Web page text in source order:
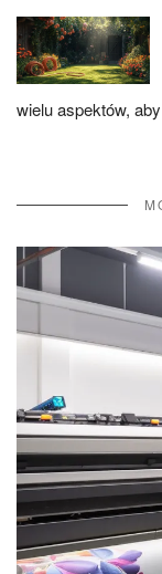
wielu aspektów,